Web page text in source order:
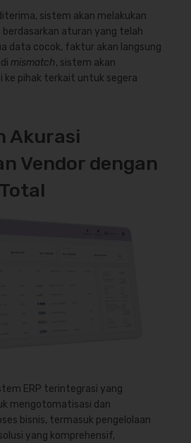
sistem akan melakukan
aturan yang telah
data cocok, faktur akan langsung
mismatch, sistem akan
ke pihak terkait untuk segera
Akurasi
Vendor dengan
ERP terintegrasi yang
mengotomatisasi dan
bisnis, termasuk pengelolaan
yang komprehensif,